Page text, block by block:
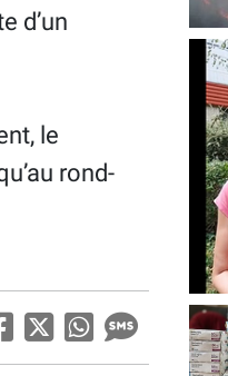
d’un
le
rond-